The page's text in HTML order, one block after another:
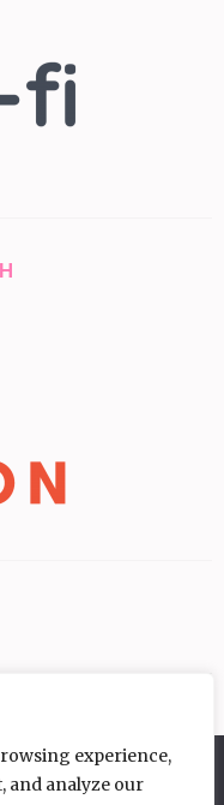
experience,
and analyze our
du die Website weiter
aus.